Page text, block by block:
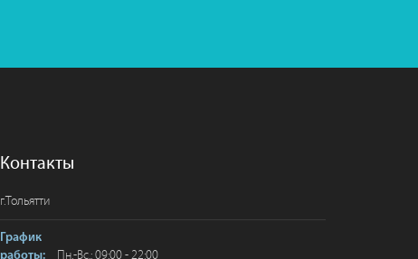
Контакты
г.Тольятти
График
работы:
Пн.-Вс.: 09:00 - 22:00